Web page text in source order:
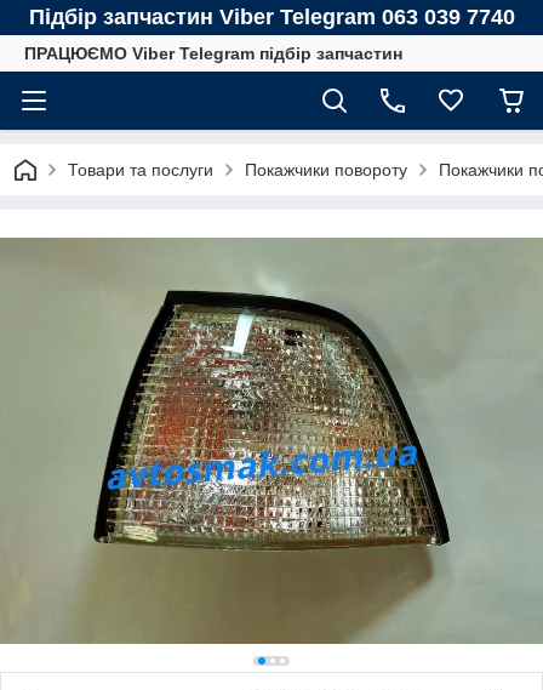
Підбір запчастин Viber Telegram 063 039 7740
ПРАЦЮЄМО Viber Telegram підбір запчастин
Товари та послуги Покажчики повороту Покажчики